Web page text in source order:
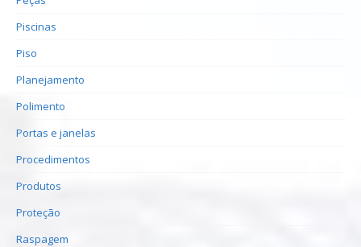
Piscinas
Piso
Planejamento
Polimento
Portas e janelas
Procedimentos
Produtos
Proteção
Raspagem